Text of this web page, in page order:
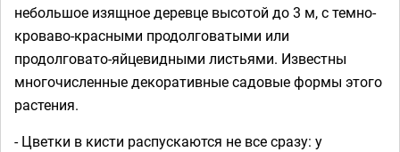
небольшое изящное деревце высотой до 3 м, с темно-
кроваво-красными продолговатыми или
продолговато-яйцевидными листьями. Известны
многочисленные декоративные садовые формы этого
растения.
- Цветки в кисти распускаются не все сразу: у